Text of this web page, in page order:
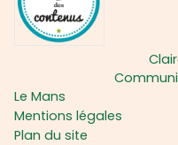
Le Mans
Mentions légales
Plan du site